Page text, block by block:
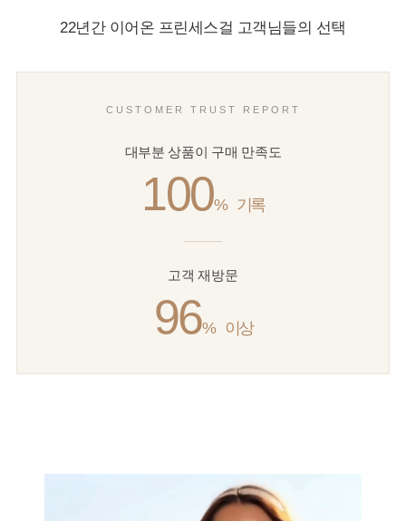
22년간 이어온 프린세스걸 고객님들의 선택
CUSTOMER TRUST REPORT
대부분 상품이 구매 만족도
100% 기록
고객 재방문
96% 이상